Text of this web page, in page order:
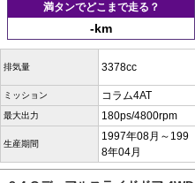
満タンでどこまで走る？
-km
排気量 3378cc
ミッション コラム4AT
最大出力 180ps/4800rpm
生産期間
1997年08月～199
8年04月